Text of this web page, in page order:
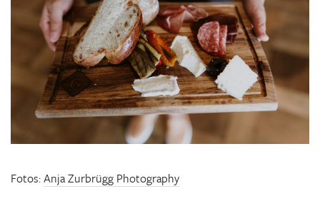
Fotos:Anja Zurbrügg Photography